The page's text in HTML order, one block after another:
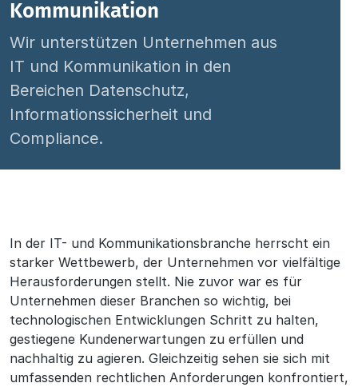
Kommunikation
Wir unterstützen Unternehmen aus
IT und Kommunikation in den
Bereichen Datenschutz,
Informationssicherheit und
Compliance.
IT
und
Kommunikation
In der IT- und Kommunikationsbranche herrscht ein
starker Wettbewerb, der Unternehmen vor vielfältige
Herausforderungen stellt. Nie zuvor war es für
Unternehmen dieser Branchen so wichtig, bei
technologischen Entwicklungen Schritt zu halten,
gestiegene Kundenerwartungen zu erfüllen und
nachhaltig zu agieren. Gleichzeitig sehen sie sich mit
umfassenden rechtlichen Anforderungen konfrontiert,